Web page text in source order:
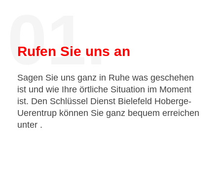
01.
Rufen Sie uns an
Sagen Sie uns ganz in Ruhe was geschehen
ist und wie Ihre örtliche Situation im Moment
ist. Den Schlüssel Dienst Bielefeld Hoberge-
Uerentrup können Sie ganz bequem erreichen
unter .